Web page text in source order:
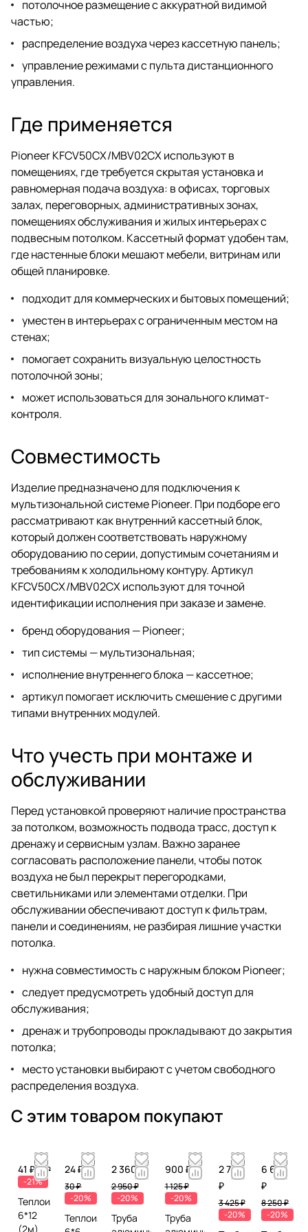
потолочное размещение с аккуратной видимой
частью;
распределение воздуха через кассетную панель;
управление режимами с пульта дистанционного
управления.
Где применяется
Pioneer KFCV50CX/MBV02CX используют в
помещениях, где требуется скрытая установка и
равномерная подача воздуха: в офисах, торговых
залах, переговорных, административных зонах,
помещениях обслуживания и жилых интерьерах с
подвесным потолком. Кассетный формат удобен там,
где настенные блоки мешают мебели, витринам или
общей планировке.
подходит для коммерческих и бытовых помещений;
уместен в интерьерах с ограниченным местом на
стенах;
помогает сохранить визуальную целостность
потолочной зоны;
может использоваться для зонального климат-
контроля.
Совместимость
Изделие предназначено для подключения к
мультизональной системе Pioneer. При подборе его
рассматривают как внутренний кассетный блок,
который должен соответствовать наружному
оборудованию по серии, допустимым сочетаниям и
требованиям к холодильному контуру. Артикул
KFCV50CX/MBV02CX используют для точной
идентификации исполнения при заказе и замене.
бренд оборудования — Pioneer;
тип системы — мультизональная;
исполнение внутреннего блока — кассетное;
артикул помогает исключить смешение с другими
типами внутренних модулей.
Что учесть при монтаже и
обслуживании
Перед установкой проверяют наличие пространства
за потолком, возможность подвода трасс, доступ к
дренажу и сервисным узлам. Важно заранее
согласовать расположение панели, чтобы поток
воздуха не был перекрыт перегородками,
светильниками или элементами отделки. При
обслуживании обеспечивают доступ к фильтрам,
панели и соединениям, не разбирая лишние участки
потолка.
нужна совместимость с наружным блоком Pioneer;
следует предусмотреть удобный доступ для
обслуживания;
дренаж и трубопроводы прокладывают до закрытия
потолка;
место установки выбирают с учетом свободного
распределения воздуха.
С этим товаром покупают
41 ₽52 ₽
-21%
Теплоизоляция
6*12
(2м)
24 ₽
30 ₽
-20%
Теплоизоляция
2 360 ₽
2 950 ₽
-20%
Труба
900 ₽
1 125 ₽
-20%
Труба
2 740
₽
3 425 ₽
-20%
6 600
₽
8 250 ₽
-20%